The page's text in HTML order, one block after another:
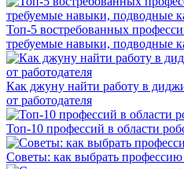
Топ-5 востребованных
требуемые навыки, подводные
Как джуну найти работу в
от работодателя
Топ-10 профессий в области
Советы: как выбрать профессию